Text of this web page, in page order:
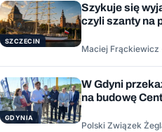
SZCZECIN
Szykuje się
czyli szanty na
Maciej Frąckiewicz
GDYNIA
W Gdyni
na budowę
Polski Związek